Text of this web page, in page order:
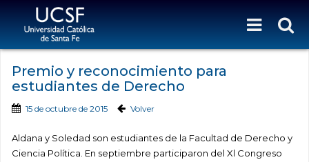
Premio y reconocimiento para
estudiantes de Derecho
15 de octubre de 2015 Volver
Aldana y Soledad son estudiantes de la Facultad de Derecho y
Ciencia Política. En septiembre participaron del Xl Congreso